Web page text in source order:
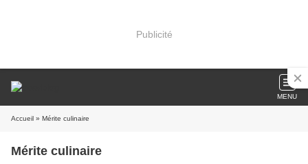
Publicité
MENU
Accueil » Mérite culinaire
Mérite culinaire